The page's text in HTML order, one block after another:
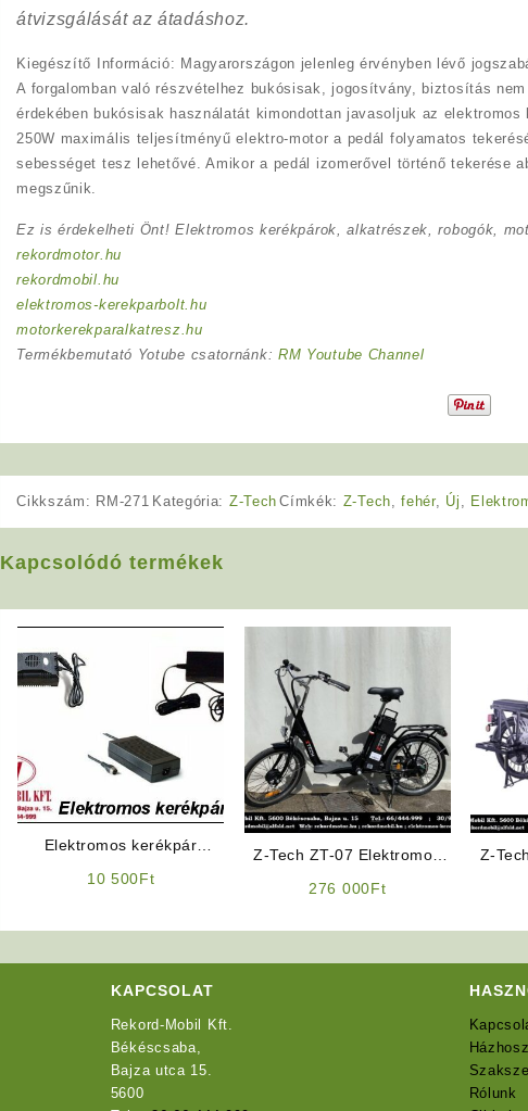
átvizsgálását az átadáshoz.
Kiegészítő Információ: Magyarországon jelenleg érvényben lévő
A forgalomban való részvételhez bukósisak, jogosítvány, biztosítás
érdekében bukósisak használatát kimondottan javasoljuk az
250W maximális teljesítményű elektro-motor a pedál folyamatos
sebességet tesz lehetővé. Amikor a pedál izomerővel történő tekerése
megszűnik.
Ez is érdekelheti Önt! Elektromos kerékpárok, alkatrészek, robogók,
rekordmotor.hu
rekordmobil.hu
elektromos-kerekparbolt.hu
motorkerekparalkatresz.hu
Termékbemutató Yotube csatornánk: RM Youtube Channel
Cikkszám: RM-271 Kategória: Z-Tech Címkék: Z-Tech,fehér, Új ,
Kapcsolódó termékek
Elektromos kerékpár
10 500Ft
Z-Tech ZT-07 Elektromos
276 000Ft
Z-
KAPCSOLAT
Rekord-Mobil Kft.
Békéscsaba,
Bajza utca 15.
5600
Rólunk